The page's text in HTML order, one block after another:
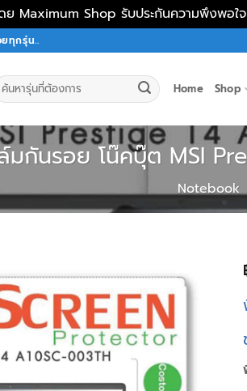
ย Maximum Shop รับประกันความพึงพอใ
ทุกรุ่น..
Home Shop
กันรอย โน๊คบุ๊ต MSI
Notebook